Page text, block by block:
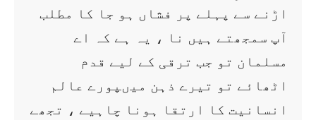
اڑنے سے پہلے پر فشاں ہو جا کا مطلب
آپ سمجھتے ہیں نا ، یہ ہے کہ اے
مسلمان تو جب ترقی کے لیے قدم
اٹھائے تو تیرے ذہن میںپورے عالم
انسانیت کا ارتقا ہونا چاہیے ، تجھے